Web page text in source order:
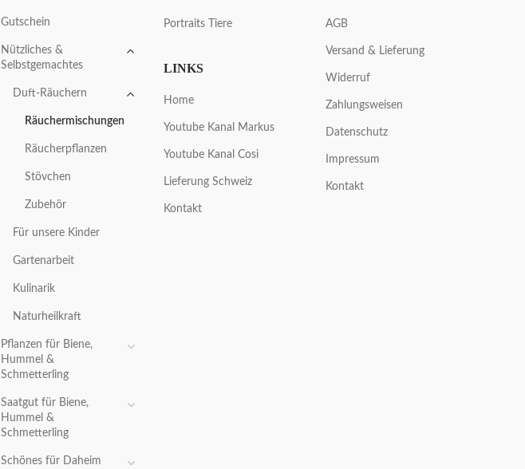
Gutschein
Nützliches &
Selbstgemachtes
Duft-Räuchern
Räuchermischungen
Räucherpflanzen
Stövchen
Zubehör
Für unsere Kinder
Gartenarbeit
Kulinarik
Naturheilkraft
Pflanzen für Biene,
Hummel &
Schmetterling
Saatgut für Biene,
Hummel &
Schmetterling
Schönes für Daheim
Portraits Tiere
LINKS
Home
Youtube Kanal Markus
Youtube Kanal Cosi
Lieferung Schweiz
Kontakt
AGB
Versand & Lieferung
Widerruf
Zahlungsweisen
Datenschutz
Impressum
Kontakt